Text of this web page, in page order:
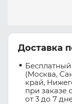
Доставка
(Москва,
край,
при заказе
от 3 до 7